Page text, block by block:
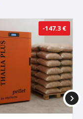
-147.3 €